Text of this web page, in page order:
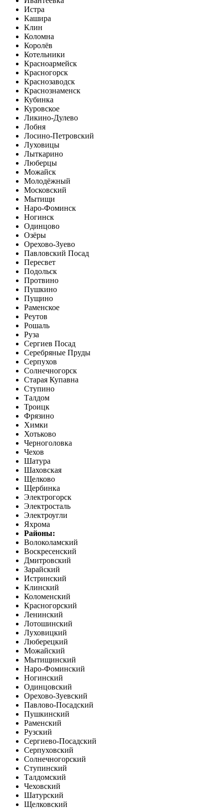
Истра
Кашира
Клин
Коломна
Королёв
Котельники
Красноармейск
Красногорск
Краснозаводск
Краснознаменск
Кубинка
Куровское
Ликино-Дулево
Лобня
Лосино-Петровский
Луховицы
Лыткарино
Люберцы
Можайск
Молодёжный
Московский
Мытищи
Наро-Фоминск
Ногинск
Одинцово
Озёры
Орехово-Зуево
Павловский Посад
Пересвет
Подольск
Протвино
Пушкино
Пущино
Раменское
Реутов
Рошаль
Руза
Сергиев Посад
Серебряные Пруды
Серпухов
Солнечногорск
Старая Купавна
Ступино
Талдом
Троицк
Фрязино
Химки
Хотьково
Черноголовка
Чехов
Шатура
Шаховская
Щелково
Щербинка
Электрогорск
Электросталь
Электроугли
Яхрома
Районы:
Волоколамский
Воскресенский
Дмитровский
Зарайский
Истринский
Клинский
Коломенский
Красногорский
Ленинский
Лотошинский
Луховицкий
Люберецкий
Можайский
Мытищинский
Наро-Фоминский
Ногинский
Одинцовский
Орехово-Зуевский
Павлово-Посадский
Пушкинский
Раменский
Рузский
Сергиево-Посадский
Серпуховский
Солнечногорский
Ступинский
Талдомский
Чеховский
Шатурский
Щелковский